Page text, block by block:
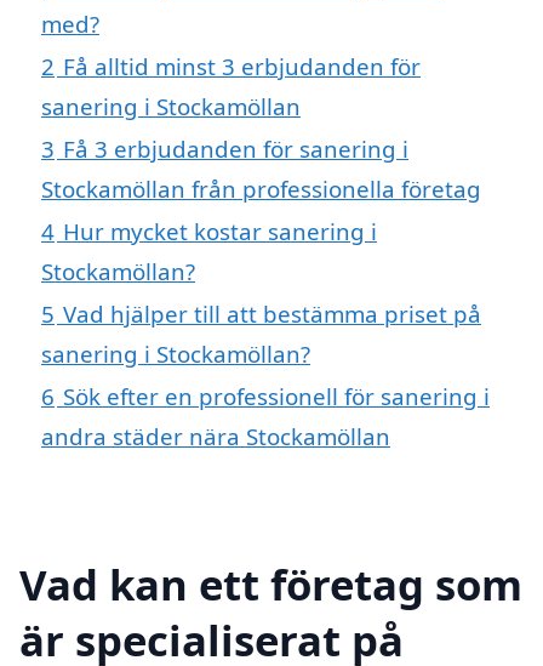
med?
2 Få alltid minst 3 erbjudanden för
sanering i Stockamöllan
3 Få 3 erbjudanden för sanering i
Stockamöllan från professionella företag
4 Hur mycket kostar sanering i
Stockamöllan?
5 Vad hjälper till att bestämma priset på
sanering i Stockamöllan?
6 Sök efter en professionell för sanering i
andra städer nära Stockamöllan
Vad kan ett företag som
är specialiserat på